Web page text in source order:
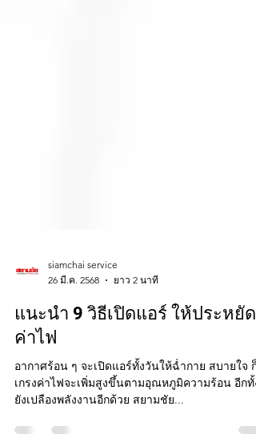
26 มี.ค. 2568
ยาว 2 นาที
แนะนำ 9 วิธีเปิดแอร์ ให้ประหยัด
ค่าไฟ
อากาศร้อน ๆ จะเปิดแอร์ทั้งวันให้ฉ่ำกาย สบายใจ ก็
ยังเปลืองพลังงานอีกด้วย สยามชัย...